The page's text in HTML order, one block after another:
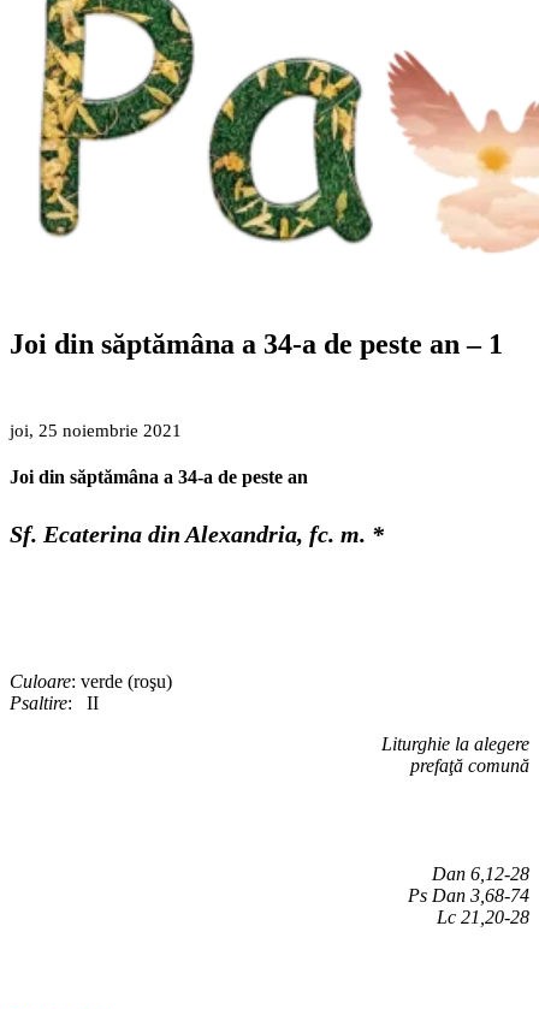
Joi din săptămâna a 34-a de peste an – 1
joi, 25 noiembrie 2021
Joi din săptămâna a 34-a de peste an
Sf. Ecaterina din Alexandria, fc. m. *
Culoare: verde (roşu)
Psaltire: II
Liturghie la alegere
prefaţă comună
Dan 6,12-28
Ps Dan 3,68-74
Lc 21,20-28